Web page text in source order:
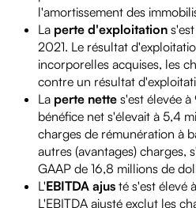
l'amortissement des
La perte d'exploitation
2021. Le résultat
incorporelles acquises, les
contre un résultat
La perte nette s'est élevée
bénéfice net s'élevait à 5,4
charges de rémunération à
autres (avantages)
GAAP de 16,8 millions de
L'EBITDA ajus té s'est élevé
L'EBITDA ajusté exclut les